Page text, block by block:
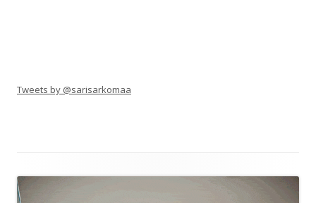
Tweets by @sarisarkomaa
sisältö